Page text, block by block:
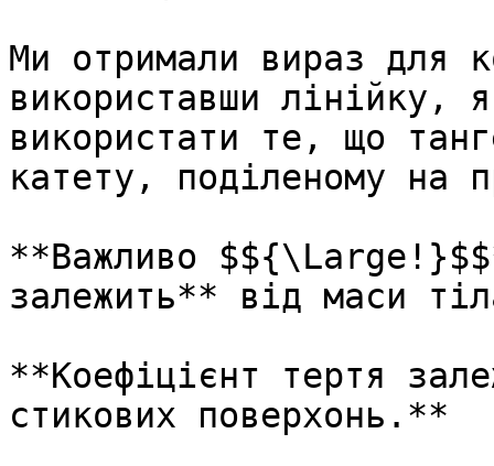
Ми отримали вираз для
використавши лiнiйку,
використати те, що
катету, подiленому на
**Важливо
залежить** вiд маси
**Коефiцiєнт тертя
стикових поверхонь.**